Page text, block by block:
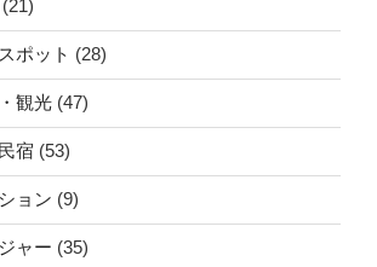
(21)
ポット (28)
観光 (47)
宿 (53)
ョン (9)
ャー (35)